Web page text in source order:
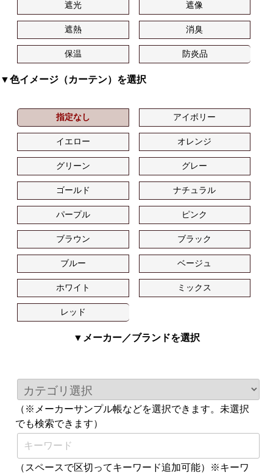
遮光 遮像
遮熱 消臭
保温 防炎品
▼色イメージ（カーテン）を選択
指定なし アイボリー
イエロー オレンジ
グリーン グレー
ゴールド ナチュラル
パープル ピンク
ブラウン ブラック
ブルー ベージュ
ホワイト ミックス
レッド
▼メーカー／ブランドを選択
（※メーカーサンプル帳などを選択できます。未選択
でも検索できます）
（スペースで区切ってキーワード追加可能）※キーワ